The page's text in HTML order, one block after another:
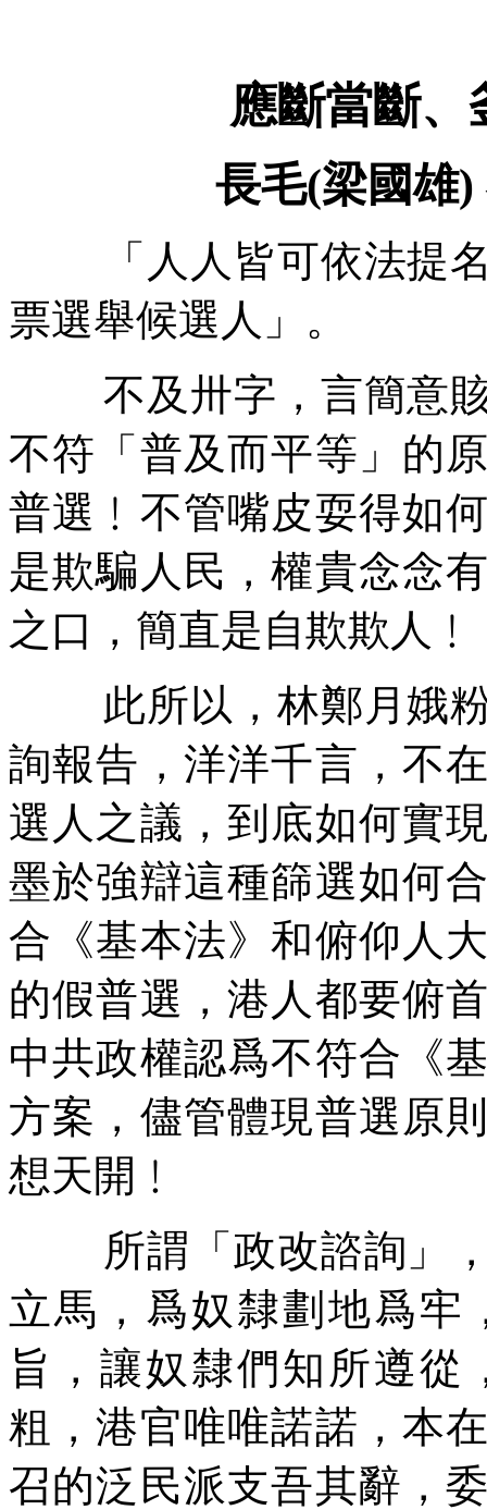
應斷當斷、
長毛(梁國雄)
「人人皆可依法提
票選舉候選人」。
不及卅字，言簡意
不符「普及而平等」的
普選﹗不管嘴皮耍得如
是欺騙人民，權貴念念
之口，簡直是自欺欺人﹗
此所以，林鄭月娥
詢報告，洋洋千言，不
選人之議，到底如何實
墨於強辯這種篩選如何
合《基本法》和俯仰人
的假普選，港人都要俯
中共政權認爲不符合《
方案，儘管體現普選原
想天開﹗
所謂「政改諮詢」
立馬，爲奴隸劃地爲牢
旨，讓奴隸們知所遵
粗，港官唯唯諾諾，本
召的泛民派支吾其辭，